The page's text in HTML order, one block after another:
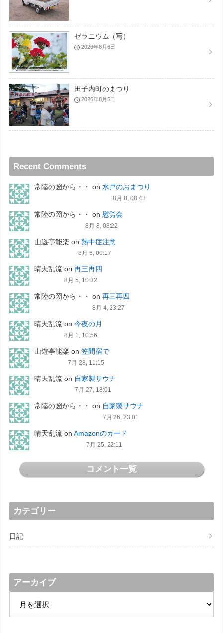
ゼラニウム（写）
2026年8月6日
田子内町のまつり
2026年8月5日
Recent Comments
常陸の圀から・・ on 水戸のおまつり
8月 8, 08:43
常陸の圀から・・ on 慰労会
8月 8, 08:22
山遊亭能楽 on 熱中症注意
8月 6, 00:17
晴天乱流on 再三再四
8月 5, 10:32
常陸の圀から・・ on 再三再四
8月 4, 23:27
晴天乱流on 今夜の月
8月 1, 10:56
山遊亭能楽 on 笠間宿で
7月 28, 11:15
晴天乱流on 自家製サウナ
7月 27, 18:01
常陸の圀から・・ on 自家製サウナ
7月 26, 23:01
晴天乱流on Amazonのカード
7月 25, 22:11
コメント一覧
カテゴリー
日記
アーカイブ
カ